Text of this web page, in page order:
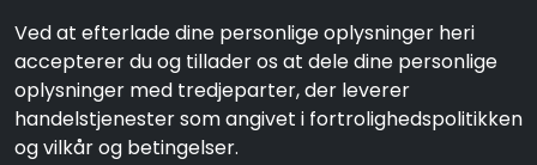
Ved at efterlade dine personlige oplysninger heri
accepterer du og tillader os at dele dine personlige
oplysninger med tredjeparter, der leverer
handelstjenester som angivet i fortrolighedspolitikken
og vilkår og betingelser.